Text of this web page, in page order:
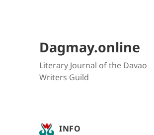
Dagmay.online
Literary Journal of the Davao
Writers Guild
INFO